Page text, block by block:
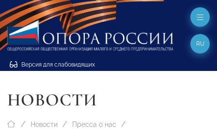
Версия для слабовидящих
RU
НОВОСТИ
Новости Пресса о нас